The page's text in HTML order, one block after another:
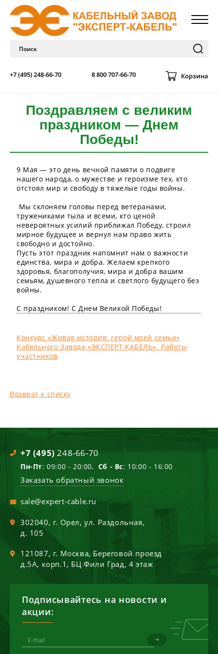
+7 (495) 248-66-70 8 800 707-66-70 Корзина
Поздравляем с великим
праздником — Днем
Победы!
9 Мая — это день вечной памяти о подвиге
нашего народа, о мужестве и героизме тех, кто
отстоял мир и свободу в тяжелые годы войны.
Мы склоняем головы перед ветеранами,
тружениками тыла и всеми, кто ценой
невероятных усилий приближал Победу, строил
мирное будущее и вернул нам право жить
свободно и достойно.
Пусть этот праздник напомнит нам о важности
единства, мира и добра. Желаем крепкого
здоровья, благополучия, мира и добра вашим
семьям, душевного тепла и светлого будущего без
войны.
С праздником! С Днем Великой Победы!
Конкурс «Живая история: герой моей семьи»
Кабельного Завода «ЭКСПЕРТ-КАБЕЛЬ». Работы
участников
Возврат к списку
+7 (495) 248-66-70
Пн-Пт: 09:00 - 20:00, Сб - Вс: 10:00 - 16:00
Заказать обратный звонок
sale@expert-cable.ru
302040, г. Орел,ул. Раздольная,
д. 105
121087, г. Москва, Береговой проезд
д.5А, корп.1, БЦ Фили Град, 4 этаж
Подписывайтесь на новости и
акции: